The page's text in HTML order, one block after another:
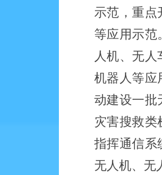
示范，重点
等应用示范
人机、无
机器人等应
动建设一批
灾害搜救
指挥通信系
无人机、无